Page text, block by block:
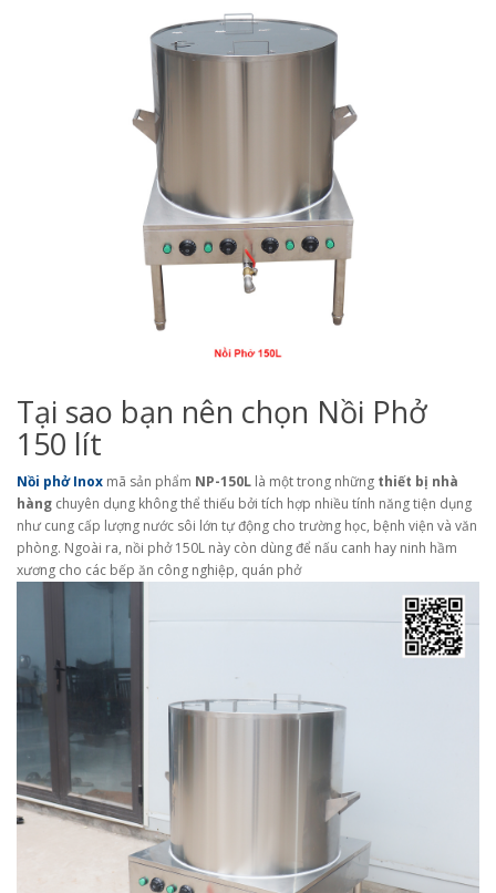
Tại sao bạn nên chọn Nồi Phở
150 lít
Nồi phở Inox mã sản phẩm NP-150L là một trong những thiết bị nhà
hàng chuyên dụng không thể thiếu bởi tích hợp nhiều tính năng tiện dụng
như cung cấp lượng nước sôi lớn tự động cho trường học, bệnh viện và văn
phòng. Ngoài ra, nồi phở 150L này còn dùng để nấu canh hay ninh hầm
xương cho các bếp ăn công nghiệp, quán phở